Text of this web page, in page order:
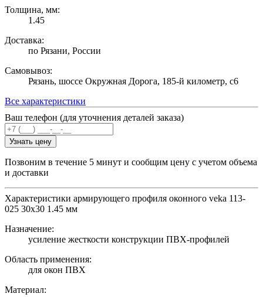
Толщина, мм:
1.45
Доставка:
по Рязани, России
Самовывоз:
Рязань, шоссе Окружная Дорога, 185-й километр, с6
Все характеристики
Ваш телефон (для уточнения деталей заказа)
Узнать цену
Позвоним в течение 5 минут и сообщим цену с учетом объема
и доставки
Характеристики армирующего профиля оконного veka 113-
025 30х30 1.45 мм
Назначение:
усиление жесткости конструкции ПВХ-профилей
Область применения:
для окон ПВХ
Материал: